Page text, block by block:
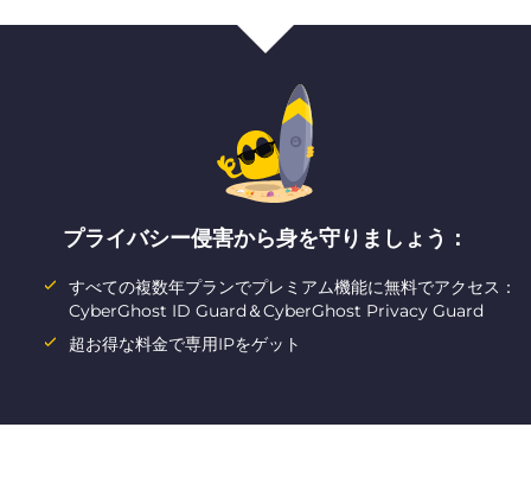
プライバシー侵害から身を守りましょう：
すべての複数年プランでプレミアム機能に無料でアクセス：
CyberGhost ID Guard＆CyberGhost Privacy Guard
超お得な料金で専用IPをゲット